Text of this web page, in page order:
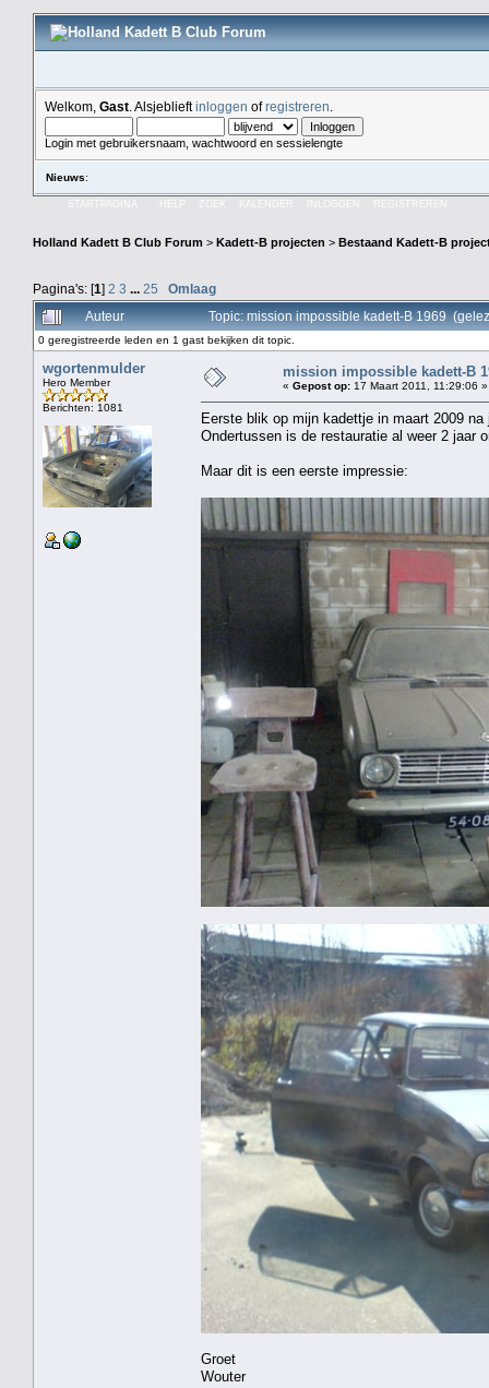
Welkom, Gast . Alsjeblieftinloggen ofregistreren
Login met gebruikersnaam, wachtwoord en sessielengte
Nieuws:
ZOEK
Holland Kadett B Club Forum > Kadett-B projecten > Bestaand Kadett-B
Pagina's: [1] 2 3 ... 25
Omlaag
Auteur
Topic: mission impossible kadett-B 1969
0 geregistreerde leden en 1 gast bekijken dit topic.
wgortenmulder
Hero Member
Berichten: 1081
mission impossible kadett-B
« Gepost op: 17 Maart 2011, 11:29:06 »
Eerste blik op mijn kadettje in maart 2009
Ondertussen is de restauratie al weer 2 jaar
Maar dit is een eerste impressie:
Groet
Wouter